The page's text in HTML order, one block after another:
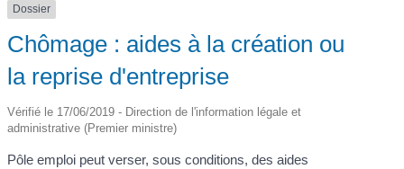
Dossier
Chômage : aides à la création ou
la reprise d'entreprise
Vérifié le 17/06/2019 - Direction de l'information légale et
administrative (Premier ministre)
Pôle emploi peut verser, sous conditions, des aides